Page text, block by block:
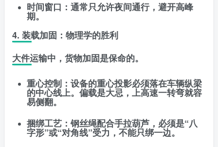
时间窗口 ：通常只允许夜间通行，避开高峰
期。
4. 装载加固：物理学的胜利
大件运输中，货物加固是保命的。
重心控制 ：设备的重心投影必须落在车辆纵梁
的中心线上。偏载是大忌，上高速一转弯就容
易侧翻。
捆绑工艺 ：钢丝绳配合手拉葫芦，必须是“八
字形”或“对角线”受力，不能只绑一边。